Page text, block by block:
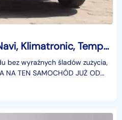
Nissan Qashqai II , Navi, Klimatronic, Tempomat, Parktronic, Dach panoramiczny
bez wyraźnych śladów zużycia,
lokalizacja pojazdu jes